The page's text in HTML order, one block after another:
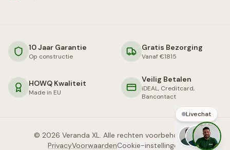
10 Jaar Garantie
Op constructie
Gratis Bezorging
Vanaf €1815
HOWQ Kwaliteit
Made in EU
Veilig Betalen
iDEAL, Creditcard,
Bancontact
© 2026 Veranda XL. Alle rechten voorbehouden.
PrivacyVoorwaardenCookie-instellingen
Livechat